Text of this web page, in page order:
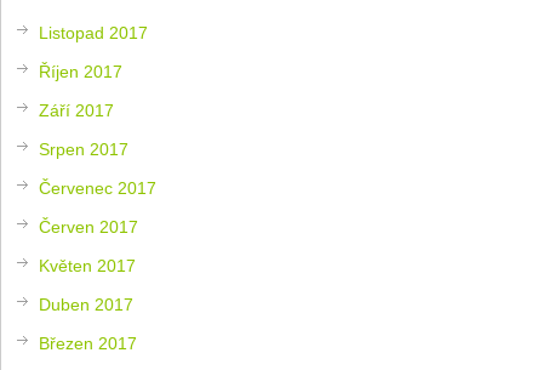
Listopad 2017
Říjen 2017
Září 2017
Srpen 2017
Červenec 2017
Červen 2017
Květen 2017
Duben 2017
Březen 2017